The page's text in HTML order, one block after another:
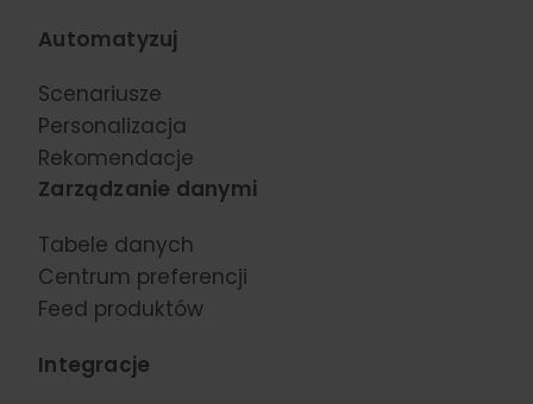
Automatyzuj
Scenariusze
Personalizacja
Rekomendacje
Zarządzanie danymi
Tabele danych
Centrum preferencji
Feed produktów
Integracje